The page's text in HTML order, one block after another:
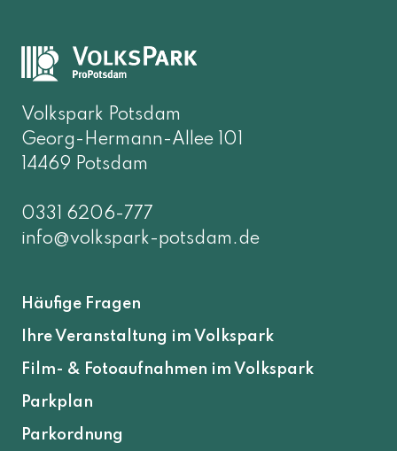
Volkspark Potsdam
Georg-Hermann-Allee 101
14469 Potsdam
0331 6206-777
info@volkspark-potsdam.de
Häufige Fragen
Ihre Veranstaltung im Volkspark
Film- & Fotoaufnahmen im Volkspark
Parkplan
Parkordnung